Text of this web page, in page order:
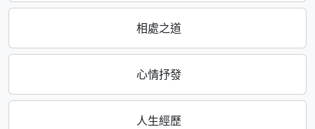
相處之道
心情抒發
人生經歷